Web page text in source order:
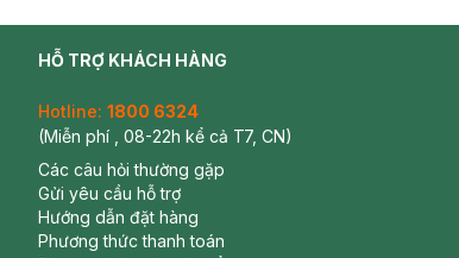
HỖ TRỢ KHÁCH HÀNG
Hotline: 1800 6324
(Miễn phí , 08-22h kể cả T7, CN)
Các câu hỏi thường gặp
Gửi yêu cầu hỗ trợ
Hướng dẫn đặt hàng
Phương thức thanh toán